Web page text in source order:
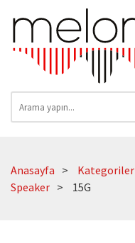
Anasayfa Kategoriler
Speaker
15G